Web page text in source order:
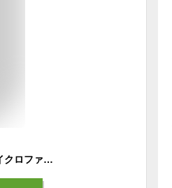
お着替えポンチョ サーフポンチョ サーフィン マイクロファイバー タオル 吸水 速乾 全4色 GD-SFPONCHO